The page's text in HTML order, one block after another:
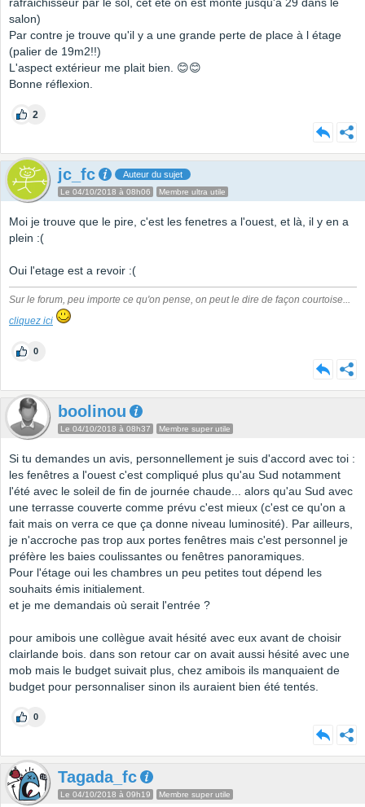
rafraichisseur par le sol, cet été on est monté jusqu'à 29 dans le
salon)
Par contre je trouve qu'il y a une grande perte de place à l étage
(palier de 19m2!!)
L'aspect extérieur me plait bien. 😊😊
Bonne réflexion.
2
jc_fc Auteur du sujet
Le 04/10/2018 à 08h06 Membre ultra utile
Moi je trouve que le pire, c'est les fenetres a l'ouest, et là, il y en a
plein :(
Oui l'etage est a revoir :(
Sur le forum, peu importe ce qu'on pense, on peut le dire de façon courtoise...
cliquez ici
0
boolinou
Le 04/10/2018 à 08h37 Membre super utile
Si tu demandes un avis, personnellement je suis d'accord avec toi :
les fenêtres a l'ouest c'est compliqué plus qu'au Sud notamment
l'été avec le soleil de fin de journée chaude... alors qu'au Sud avec
une terrasse couverte comme prévu c'est mieux (c'est ce qu'on a
fait mais on verra ce que ça donne niveau luminosité). Par ailleurs,
je n'accroche pas trop aux portes fenêtres mais c'est personnel je
préfère les baies coulissantes ou fenêtres panoramiques.
Pour l'étage oui les chambres un peu petites tout dépend les
souhaits émis initialement.
et je me demandais où serait l'entrée ?
pour amibois une collègue avait hésité avec eux avant de choisir
clairlande bois. dans son retour car on avait aussi hésité avec une
mob mais le budget suivait plus, chez amibois ils manquaient de
budget pour personnaliser sinon ils auraient bien été tentés.
0
Tagada_fc
Le 04/10/2018 à 09h19 Membre super utile